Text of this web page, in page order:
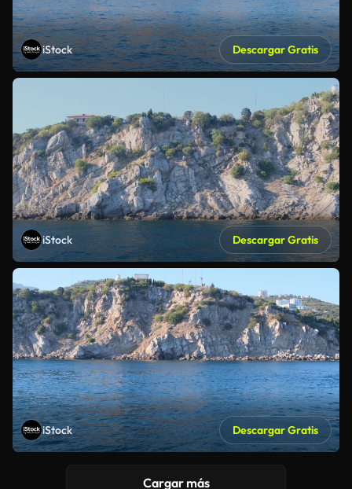
iStock Descargar Gratis
iStock Descargar Gratis
iStock Descargar Gratis
Cargar más